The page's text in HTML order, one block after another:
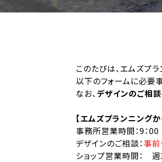
このたびは、エムズプ
以下のフォームに必要
なお、デザインのご相談
【エムズプランニング
事務所営業時間：9：
デザインのご相談：事
ショップ営業時間：